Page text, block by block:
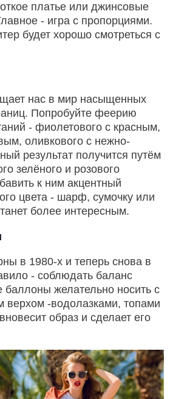
платье или джинсовые
- игра с пропорциями.
будет хорошо смотреться с
нас в мир насыщенных
Попробуйте феерию
- фиолетового с красным,
оливкового с нежно-
результат получится путём
зелёного и розового
к ним акцентный
цвета - шарф, сумочку или
более интересным.
в 1980-х и теперь снова в
- соблюдать баланс
желательно носить с
верхом -водолазками, топами
образ и сделает его